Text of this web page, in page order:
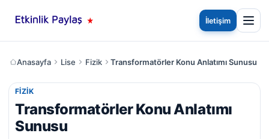
İletişim
Anasayfa Lise Fizik Transformatörler Konu Anlatımı Sunusu
FIZIK
Transformatörler Konu Anlatımı
Sunusu